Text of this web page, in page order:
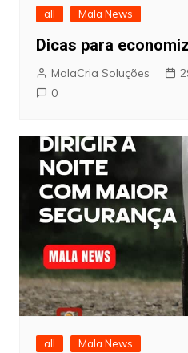
all Mala News
Dicas para
MalaCria Soluções
0
all Mala News